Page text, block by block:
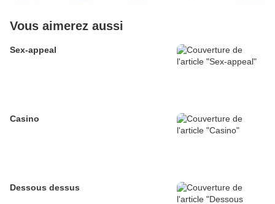
Vous aimerez aussi
Sex-appeal
Casino
Dessous dessus